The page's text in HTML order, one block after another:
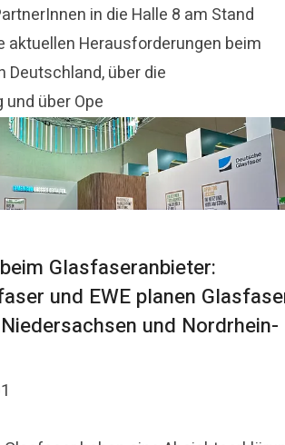
in die Halle 8 am Stand
aktuellen Herausforderungen beim
Deutschland, über die
über Ope
Glasfaseranbieter:
und EWE planen
und Nordrhein-